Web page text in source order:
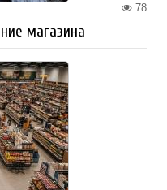
78
магазина